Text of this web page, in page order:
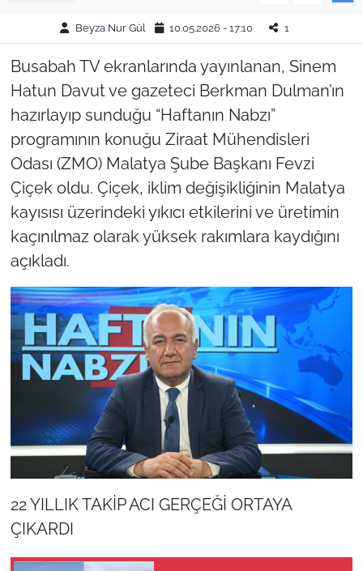
Beyza Nur Gül 10.05.2026 - 17:10 1
Busabah TV ekranlarında yayınlanan, Sinem
Hatun Davut ve gazeteci Berkman Dulman’ın
hazırlayıp sunduğu “Haftanın Nabzı”
programının konuğu Ziraat Mühendisleri
Odası (ZMO) Malatya Şube Başkanı Fevzi
Çiçek oldu. Çiçek, iklim değişikliğinin Malatya
kayısısı üzerindeki yıkıcı etkilerini ve üretimin
kaçınılmaz olarak yüksek rakımlara kaydığını
açıkladı.
22 YILLIK TAKİP ACI GERÇEĞİ ORTAYA
ÇIKARDI